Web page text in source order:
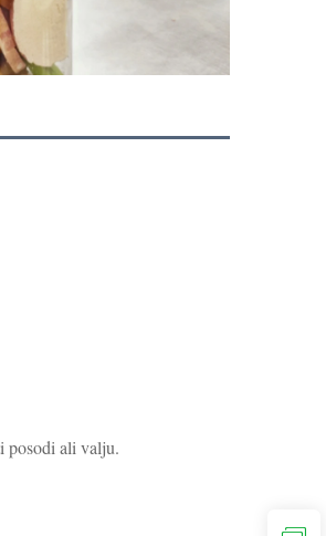
posodi ali valju.